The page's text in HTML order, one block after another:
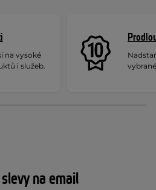
na vysoké
i služeb.
na email